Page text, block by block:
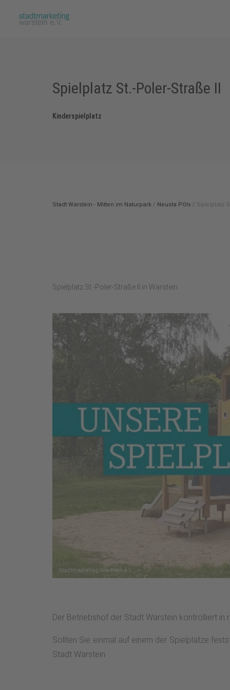
Spielplatz St.-Poler-Straße II
Kinderspielplatz
Stadt Warstein - Mitten im Naturpark / Neusta POIs / Spielplatz
Spielplatz St.-Poler-Straße II in Warstein
Der Betriebshof der Stadt Warstein kontrolliert in
Sollten Sie einmal auf einem der Spielplätze
Stadt Warstein